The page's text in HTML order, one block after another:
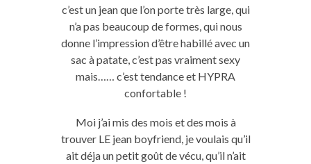
c’est un jean que l’on porte très large, qui
n’a pas beaucoup de formes, qui nous
donne l’impression d’être habillé avec un
sac à patate, c’est pas vraiment sexy
mais…… c’est tendance et HYPRA
confortable !
Moi j’ai mis des mois et des mois à
trouver LE jean boyfriend, je voulais qu’il
ait déja un petit goût de vécu, qu’il n’ait